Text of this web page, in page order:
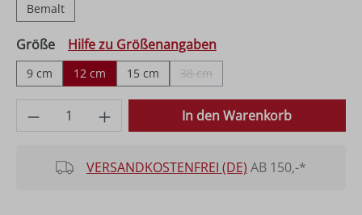
Bemalt
Größeauswählen
Hilfe zu Größenangaben
9 cm 12 cm 15 cm 38 cm
(Diese Option ist zurzeit nicht
Produkt Anzahl: Gib den gewünschten
In den Warenkorb
VERSANDKOSTENFREI (DE) AB 150,-*